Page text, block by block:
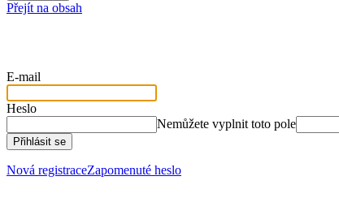
Přejít na obsah
E-mail
Heslo
Nemůžete vyplnit toto pole
Přihlásit se
Nová registraceZapomenuté heslo